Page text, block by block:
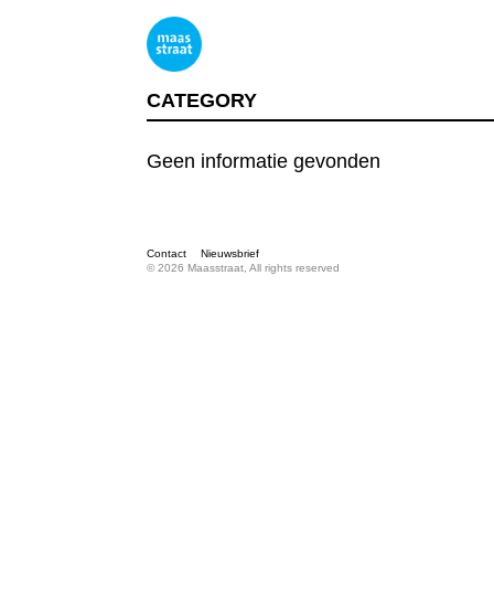
CATEGORY
Geen informatie gevonden
Contact
Nieuwsbrief
© 2026 Maasstraat, All rights reserved